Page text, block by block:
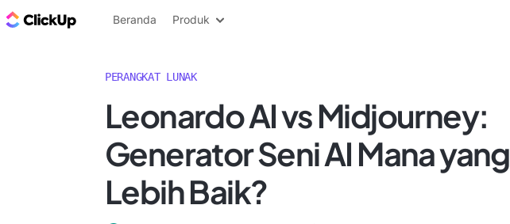
Blog ClickUp
Beranda Produk
PERANGKAT LUNAK
Leonardo AI vs Midjourney:
Generator Seni AI Mana yang
Lebih Baik?